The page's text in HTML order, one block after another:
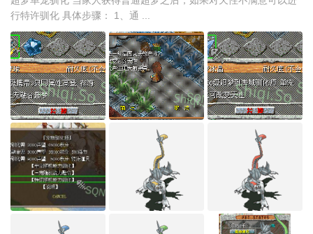
行特许驯化 具体步骤： 1、通 ...